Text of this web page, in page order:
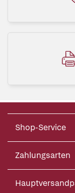
Shop-Service
Zahlungsarten